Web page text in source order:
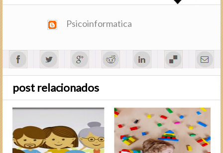
Psicoinformatica
post relacionados